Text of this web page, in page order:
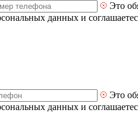
Это
данных и
Это
данных и